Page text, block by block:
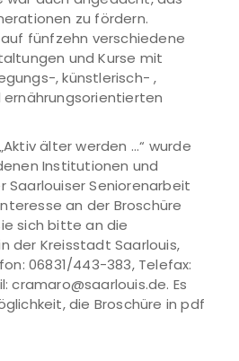
zu fördern.
fünfzehn verschiedene
und Kurse mit
, künstlerisch- ,
älter werden ...“ wurde
Institutionen und
Saarlouiser Seniorenarbeit
an der Broschüre
sich bitte an die
der Kreisstadt Saarlouis,
06831/443-383, Telefax:
cramaro@saarlouis.de. Es
die Broschüre in pdf